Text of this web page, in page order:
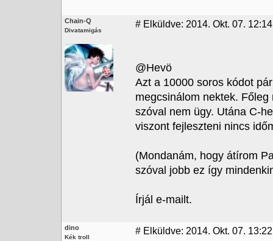
Chain-Q
Divatamigás
# Elküldve: 2014. Okt. 07.
@Hevö
Azt a 10000 soros kódot
megcsinálom nektek.
szóval nem ügy. Utána C-
viszont fejleszteni nincs
(Mondanám, hogy átírom
szóval jobb ez így
Írjál e-mailt.
dino
Kék troll
# Elküldve: 2014. Okt. 07.